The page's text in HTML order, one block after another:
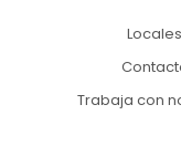
Locales
Trabaja con